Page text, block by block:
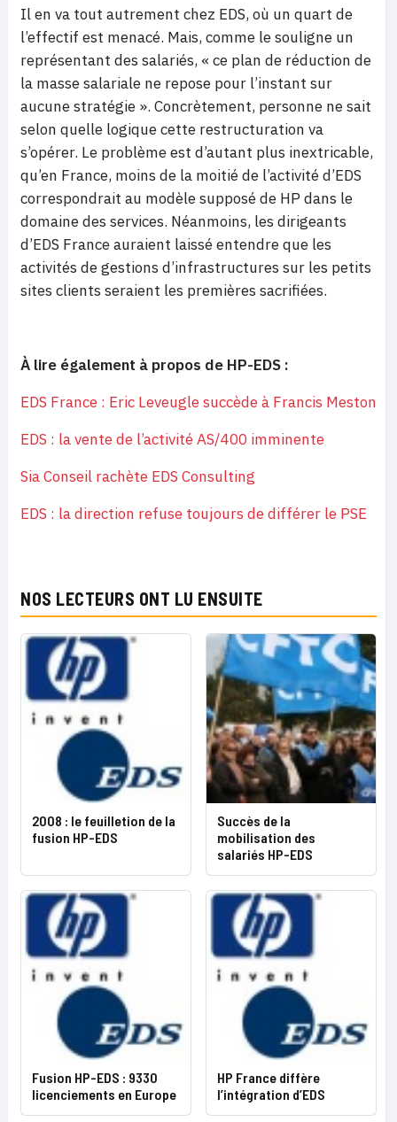
Il en va tout autrement chez EDS, où un quart de
l’effectif est menacé. Mais, comme le souligne un
représentant des salariés, « ce plan de réduction de
la masse salariale ne repose pour l’instant sur
aucune stratégie ». Concrètement, personne ne sait
selon quelle logique cette restructuration va
s’opérer. Le problème est d’autant plus inextricable,
qu’en France, moins de la moitié de l’activité d’EDS
correspondrait au modèle supposé de HP dans le
domaine des services. Néanmoins, les dirigeants
d’EDS France auraient laissé entendre que les
activités de gestions d’infrastructures sur les petits
sites clients seraient les premières sacrifiées.
À lire également à propos de HP-EDS :
EDS France : Eric Leveugle succède à Francis Meston
EDS : la vente de l’activité AS/400 imminente
Sia Conseil rachète EDS Consulting
EDS : la direction refuse toujours de différer le PSE
NOS LECTEURS ONT LU ENSUITE
2008 : le feuilletion de la
fusion HP-EDS
Succès de la
mobilisation des
salariés HP-EDS
Fusion HP-EDS : 9330
licenciements en Europe
HP France diffère
l’intégration d’EDS